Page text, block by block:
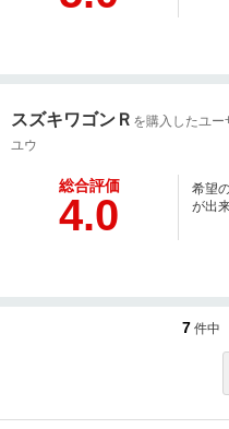
スズキワゴンＲ を購入したユー
ユウ
総合評価
4.0
希望
が出
7 件中